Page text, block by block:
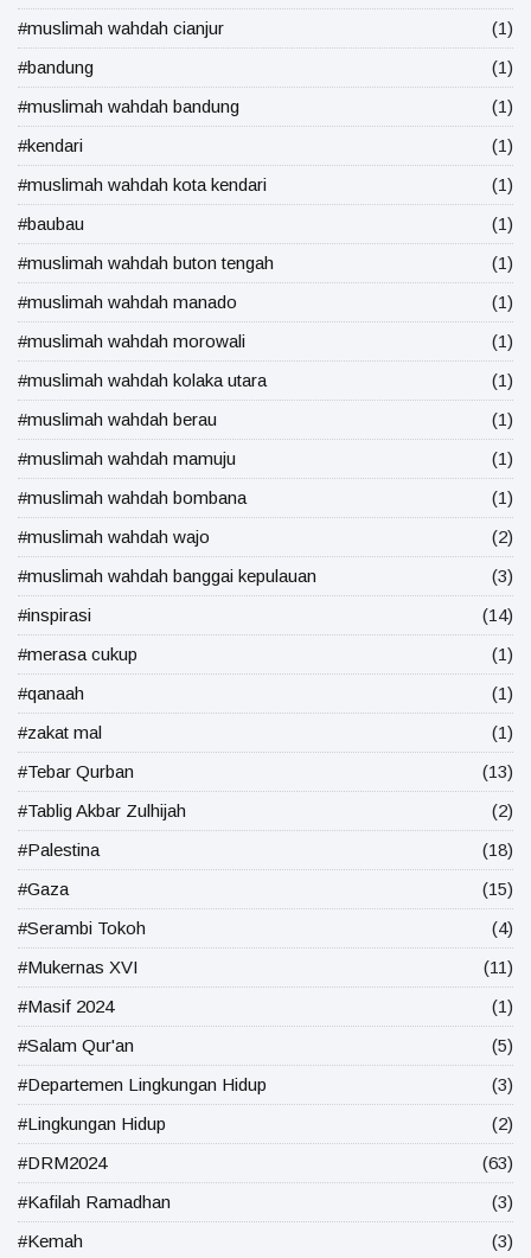
#muslimah wahdah cianjur
(1)
#bandung
(1)
#muslimah wahdah bandung
(1)
#kendari
(1)
#muslimah wahdah kota kendari
(1)
#baubau
(1)
#muslimah wahdah buton tengah
(1)
#muslimah wahdah manado
(1)
#muslimah wahdah morowali
(1)
#muslimah wahdah kolaka utara
(1)
#muslimah wahdah berau
(1)
#muslimah wahdah mamuju
(1)
#muslimah wahdah bombana
(1)
#muslimah wahdah wajo
(2)
#muslimah wahdah banggai kepulauan
(3)
#inspirasi
(14)
#merasa cukup
(1)
#qanaah
(1)
#zakat mal
(1)
#Tebar Qurban
(13)
#Tablig Akbar Zulhijah
(2)
#Palestina
(18)
#Gaza
(15)
#Serambi Tokoh
(4)
#Mukernas XVI
(11)
#Masif 2024
(1)
#Salam Qur'an
(5)
#Departemen Lingkungan Hidup
(3)
#Lingkungan Hidup
(2)
#DRM2024
(63)
#Kafilah Ramadhan
(3)
#Kemah
(3)